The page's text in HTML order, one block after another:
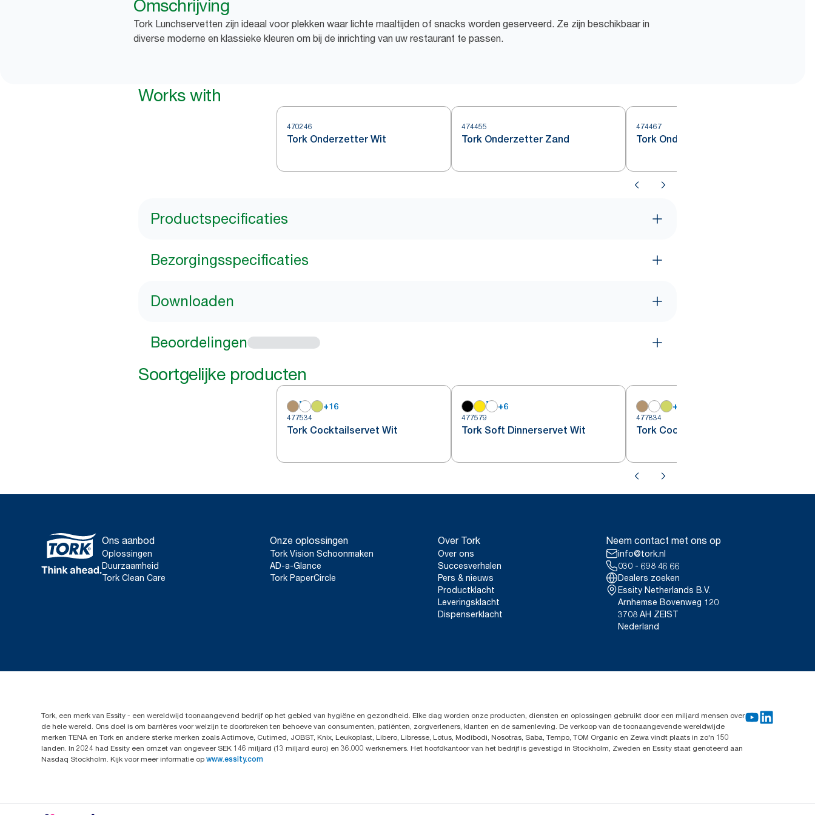
Omschrijving
Tork Lunchservetten zijn ideaal voor plekken waar lichte maaltijden of snacks worden geserveerd. Ze zijn beschikbaar in
diverse moderne en klassieke kleuren om bij de inrichting van uw restaurant te passen.
Works with
470246
Tork Onderzetter Wit
474455
Tork Onderzetter Zand
474467
Tork Onderzetter Wit met Incisie
Productspecificaties
Bezorgingsspecificaties
Downloaden
Beoordelingen
Soortgelijke producten
+16
477534
Tork Cocktailservet Wit
+6
477579
Tork Soft Dinnerservet Wit
+
477834
Tork Cocktailservet Bruin
Ons aanbod
Oplossingen
Duurzaamheid
Tork Clean Care
Onze oplossingen
Tork Vision Schoonmaken
AD-a-Glance
Tork PaperCircle
Over Tork
Over ons
Succesverhalen
Pers & nieuws
Productklacht
Leveringsklacht
Dispenserklacht
Neem contact met ons op
info@tork.nl
030 - 698 46 66
Dealers zoeken
Essity Netherlands B.V.
Arnhemse Bovenweg 120
3708 AH ZEIST
Nederland
Tork, een merk van Essity - een wereldwijd toonaangevend bedrijf op het gebied van hygiëne en gezondheid. Elke dag worden onze producten, diensten en oplossingen gebruikt door een miljard mensen over
de hele wereld. Ons doel is om barrières voor welzijn te doorbreken ten behoeve van consumenten, patiënten, zorgverleners, klanten en de samenleving. De verkoop van de toonaangevende wereldwijde
merken TENA en Tork en andere sterke merken zoals Actimove, Cutimed, JOBST, Knix, Leukoplast, Libero, Libresse, Lotus, Modibodi, Nosotras, Saba, Tempo, TOM Organic en Zewa vindt plaats in zo'n 150
landen. In 2024 had Essity een omzet van ongeveer SEK 146 miljard (13 miljard euro) en 36.000 werknemers. Het hoofdkantoor van het bedrijf is gevestigd in Stockholm, Zweden en Essity staat genoteerd aan
Nasdaq Stockholm. Kijk voor meer informatie op www.essity.com